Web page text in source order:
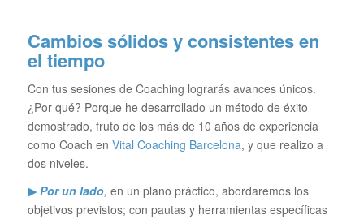
Cambios sólidos y consistentes en
el tiempo
Con tus sesiones de Coaching lograrás avances únicos.
¿Por qué? Porque he desarrollado un método de éxito
demostrado, fruto de los más de 10 años de experiencia
como Coach en Vital Coaching Barcelona, y que realizo a
dos niveles.
▶Por un lado, en un plano práctico, abordaremos los
objetivos previstos; con pautas y herramientas específicas